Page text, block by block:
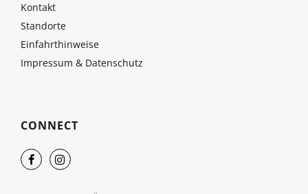
Kontakt
Standorte
Einfahrthinweise
Impressum & Datenschutz
CONNECT